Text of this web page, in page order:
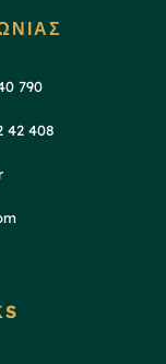
790
42 408